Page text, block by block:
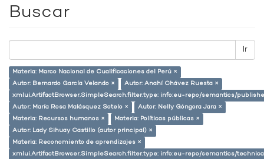
Buscar
Ir
Materia: Marco Nacional de Cualificaciones del Perú ×
Autor: Bernardo García Velando ×
Autor: Anahí Chávez Ruesta ×
xmlui.ArtifactBrowser.SimpleSearch.filter.type: info:eu-repo/semantics/
Autor: María Rosa Malásquez Sotelo ×
Autor: Nelly Góngora Jara ×
Materia: Recursos humanos ×
Materia: Políticas públicas ×
Autor: Lady Sihuay Castillo (autor principal) ×
Materia: Reconomiento de aprendizajes ×
xmlui.ArtifactBrowser.SimpleSearch.filter.type: info:eu-repo/semantics/